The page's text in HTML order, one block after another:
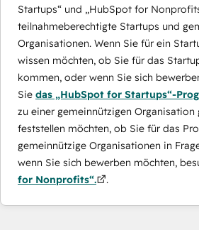
Startups“ und „HubSpot for
teilnahmeberechtigte Startups und
Organisationen. Wenn Sie für ein
wissen möchten, ob Sie für das
kommen, oder wenn Sie sich
Sie das „HubSpot for Startups“-
zu einer gemeinnützigen Organisation
feststellen möchten, ob Sie für das
gemeinnützige Organisationen in
wenn Sie sich bewerben möchten,
for Nonprofits“.
.